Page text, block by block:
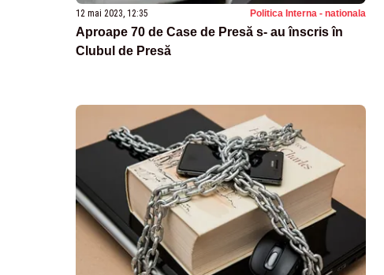
12 mai 2023, 12:35 Politica Interna - nationala
Aproape 70 de Case de Presă s- au înscris în
Clubul de Presă